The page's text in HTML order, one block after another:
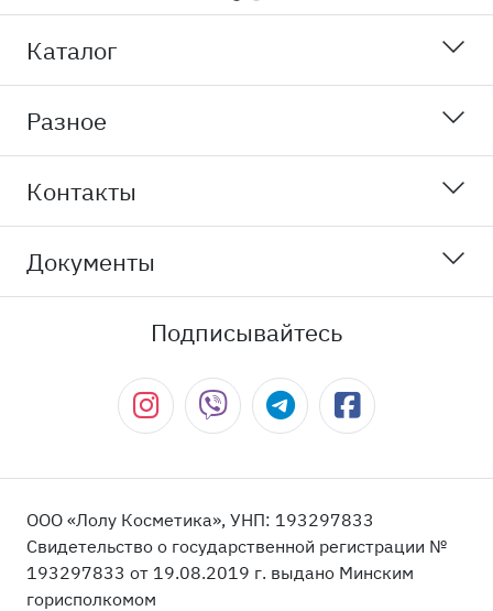
Каталог
Разное
Контакты
Документы
Подписывайтесь
ООО «Лолу Косметика», УНП: 193297833
Свидетельство о государственной регистрации №
193297833 от 19.08.2019 г. выдано Минским
горисполкомом